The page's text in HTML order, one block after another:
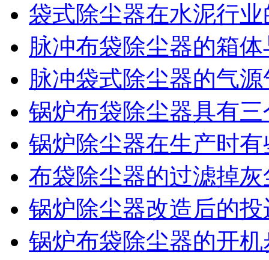
袋式除尘器在水泥行
脉冲布袋除尘器的箱
脉冲袋式除尘器的气
锅炉布袋除尘器具有
锅炉除尘器在生产时
布袋除尘器的过滤掉
锅炉除尘器改造后的
锅炉布袋除尘器的开机